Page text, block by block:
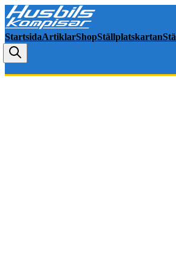
StartsidaArtiklarShopStällplatskartan